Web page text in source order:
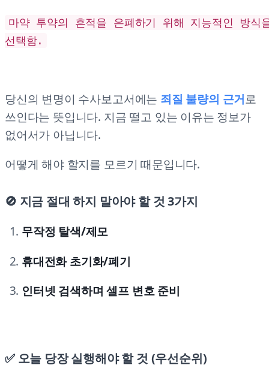
마약 투약의 흔적을 은폐하기 위해 지능적인 방식
선택함.
당신의 변명이 수사보고서에는 죄질 불량의 근거로
쓰인다는 뜻입니다. 지금 떨고 있는 이유는 정보가
없어서가 아닙니다.
어떻게 해야 할지를 모르기 때문입니다.
🚫 지금 절대 하지 말아야 할 것 3가지
무작정 탈색/제모
휴대전화 초기화/폐기
인터넷 검색하며 셀프 변호 준비
✅ 오늘 당장 실행해야 할 것 (우선순위)